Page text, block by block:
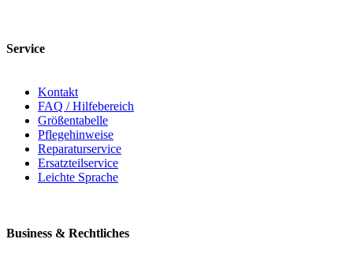
Service
Kontakt
FAQ / Hilfebereich
Größentabelle
Pflegehinweise
Reparaturservice
Ersatzteilservice
Leichte Sprache
Business & Rechtliches